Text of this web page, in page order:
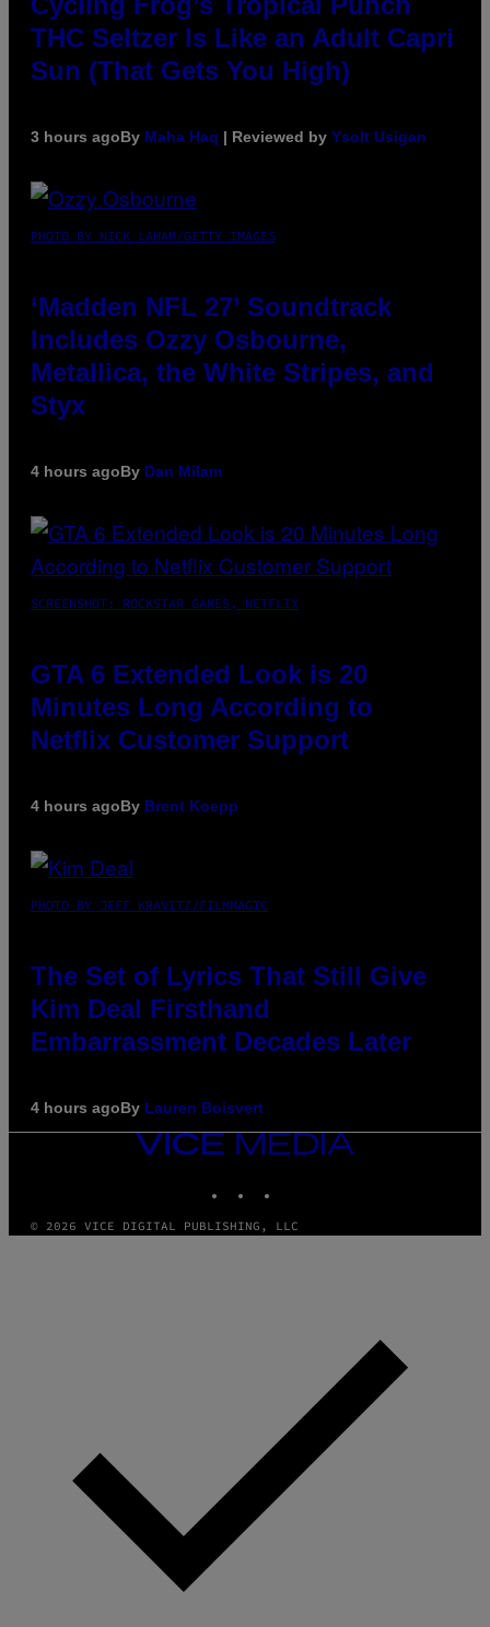
THC Seltzer Is Like an Adult Capri
Sun (That Gets You High)
3 hours agoBy Maha Haq | Reviewed by Ysolt Usigan
PHOTO BY NICK LAHAM/GETTY IMAGES
‘Madden NFL 27’ Soundtrack
Includes Ozzy Osbourne,
Metallica, the White Stripes, and
Styx
4 hours agoBy Dan Milam
SCREENSHOT: ROCKSTAR GAMES, NETFLIX
GTA 6 Extended Look is 20
Minutes Long According to
Netflix Customer Support
4 hours agoBy Brent Koepp
PHOTO BY JEFF KRAVITZ/FILMMAGIC
The Set of Lyrics That Still Give
Kim Deal Firsthand
Embarrassment Decades Later
4 hours agoBy Lauren Boisvert
VICE
MEDIA
© 2026 VICE DIGITAL PUBLISHING, LLC